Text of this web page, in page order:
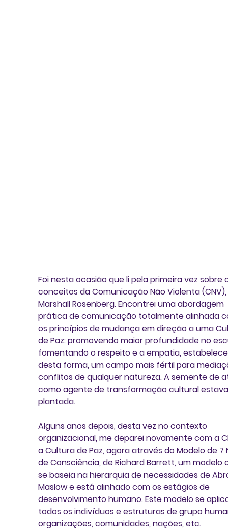
Foi nesta ocasião que li pela primeira vez sobre
conceitos da Comunicação Não Violenta
Marshall Rosenberg. Encontrei uma abordagem
prática de comunicação totalmente alinhada
os princípios de mudança em direção a uma
de Paz: promovendo maior profundidade no
fomentando o respeito e a empatia,
desta forma, um campo mais fértil para
conflitos de qualquer natureza. A semente de
como agente de transformação cultural
plantada.
Alguns anos depois, desta vez no contexto
organizacional, me deparei novamente com a
a Cultura de Paz, agora através do Modelo de 7
de Consciência, de Richard Barrett, um modelo
se baseia na hierarquia de necessidades de
Maslow e está alinhado com os estágios de
desenvolvimento humano. Este modelo se
todos os indivíduos e estruturas de grupo
organizações, comunidades, nações, etc.